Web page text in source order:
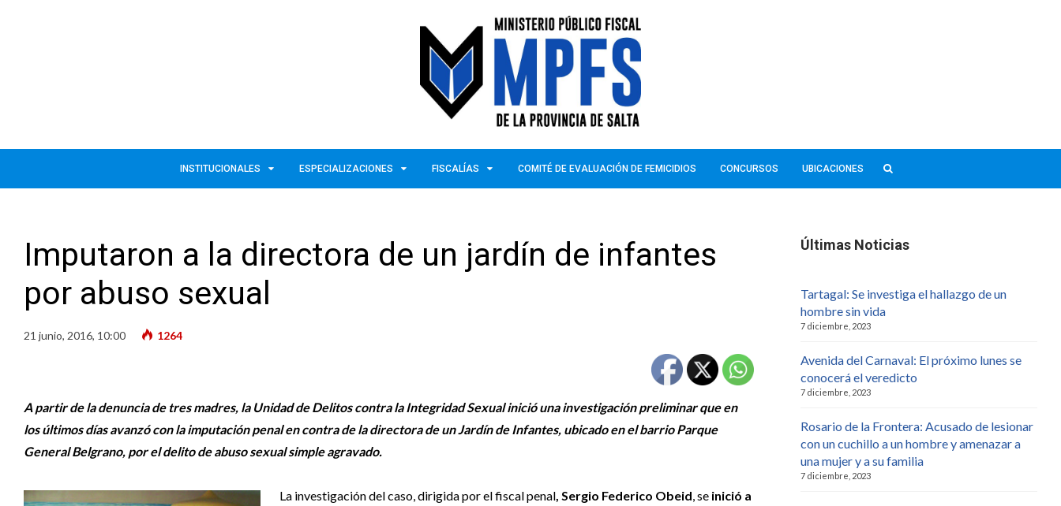
INSTITUCIONALES ESPECIALIZACIONES FISCALÍAS COMITÉ DE EVALUACIÓN DE FEMICIDIOS CONCURSOS UBICACIONES
Imputaron a la directora de un jardín de infantes
por abuso sexual
21 junio, 2016, 10:00 1264
A partir de la denuncia de tres madres, la Unidad de Delitos contra la Integridad Sexual inició una investigación preliminar que en
los últimos días avanzó con la imputación penal en contra de la directora de un Jardín de Infantes, ubicado en el barrio Parque
General Belgrano, por el delito de abuso sexual simple agravado.
La investigación del caso, dirigida por el fiscal penal , Sergio Federico Obeid , se inició a
Últimas Noticias
Tartagal: Se investiga el hallazgo de un
hombre sin vida
7 diciembre, 2023
Avenida del Carnaval: El próximo lunes se
conocerá el veredicto
7 diciembre, 2023
Rosario de la Frontera: Acusado de lesionar
con un cuchillo a un hombre y amenazar a
una mujer y a su familia
7 diciembre, 2023